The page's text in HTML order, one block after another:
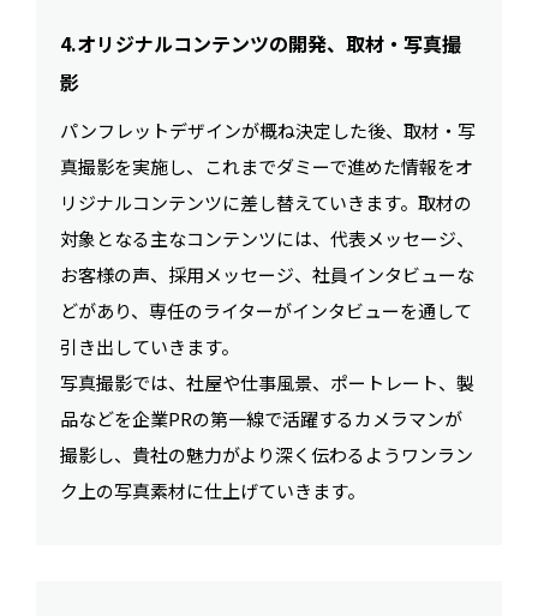
4.オリジナルコンテンツの開発、取材・写真撮
影
パンフレットデザインが概ね決定した後、取材・写
真撮影を実施し、これまでダミーで進めた情報をオ
リジナルコンテンツに差し替えていきます。取材の
対象となる主なコンテンツには、代表メッセージ、
お客様の声、採用メッセージ、社員インタビューな
どがあり、専任のライターがインタビューを通して
引き出していきます。
写真撮影では、社屋や仕事風景、ポートレート、製
品などを企業PRの第一線で活躍するカメラマンが
撮影し、貴社の魅力がより深く伝わるようワンラン
ク上の写真素材に仕上げていきます。